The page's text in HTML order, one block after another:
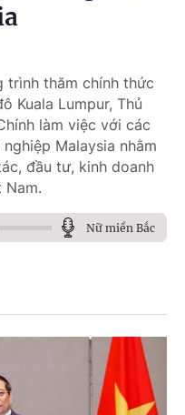
trình thăm chính thức
Kuala Lumpur, Thủ
làm việc với các
Malaysia nhằm
đầu tư, kinh doanh
Nam.
Nữ miền Bắc